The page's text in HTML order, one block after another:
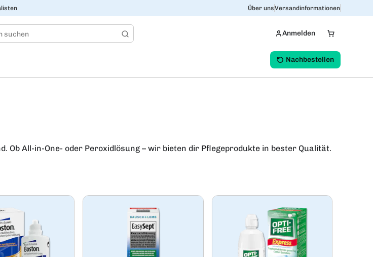
Über unsVersandinformationen
Anmelden
Nachbestellen
Ob All-in-One- oder Peroxidlösung – wir bieten dir Pflegeprodukte in bester Qualität.